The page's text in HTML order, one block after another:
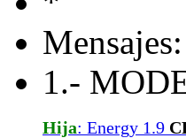
1.-
Hija: Energy 1.9